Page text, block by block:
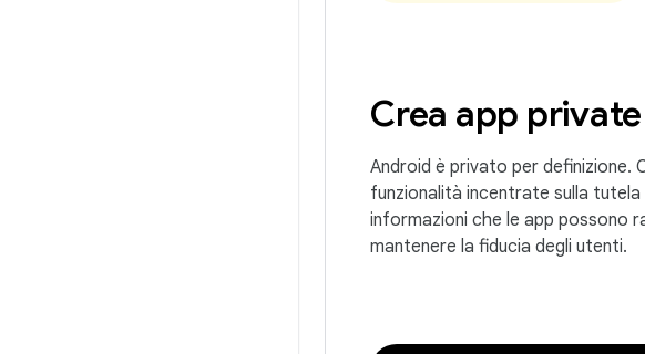
Crea app private
Android è privato per definizione.
funzionalità incentrate sulla tutela
informazioni che le app possono
mantenere la fiducia degli utenti.